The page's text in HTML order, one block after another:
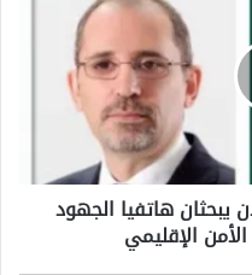
يبحثان هاتفيا الجهود
الإقليمي